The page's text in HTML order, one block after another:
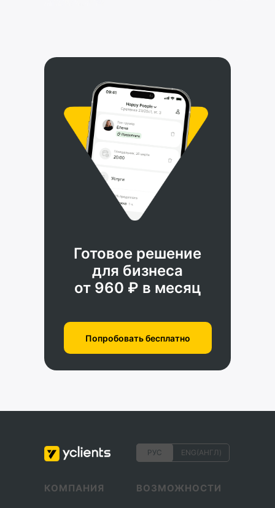
и ВКонтакте помогут сэкономить.
Сократят количество отмен
Готовое решение
для бизнеса
от 960 ₽ в месяц
Попробовать бесплатно
КОМПАНИЯ ВОЗМОЖНОСТИ
РУС ENG(АНГЛ)